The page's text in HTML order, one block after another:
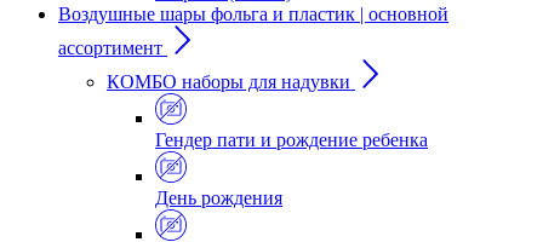
Воздушные шары фольга и пластик | основной
ассортимент
КОМБО наборы для надувки
Гендер пати и рождение ребенка
День рождения